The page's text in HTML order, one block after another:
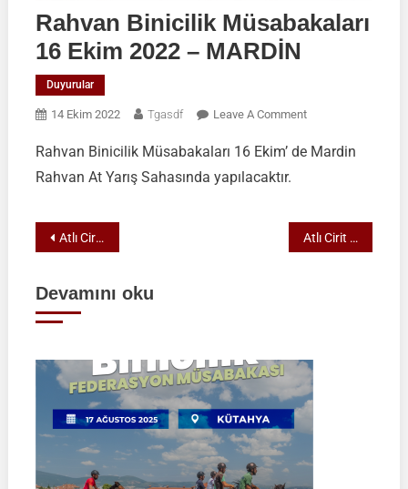
Rahvan Binicilik Müsabakaları
16 Ekim 2022 – MARDİN
Duyurular
14 Ekim 2022 Tgasdf Leave A CommentOn
Binicilik
2022
Rahvan Binicilik Müsabakaları 16 Ekim’ de Mardin
Rahvan At Yarış Sahasında yapılacaktır.
Yazı
Atlı Cirit 1.Lige Yükselme D Grubu Müsabakaları-Sivas Atlı Cirit Müsabakaları 13-16 Ekim 2022 Uşak
Devamını oku